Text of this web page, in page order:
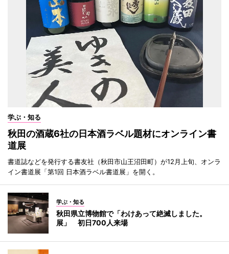
学ぶ・知る
秋田の酒蔵6社の日本酒ラベル題材にオンライン書
道展
書道誌などを発行する書友社（秋田市山王沼田町）が12月上旬、オンラ
イン書道展「第1回 日本酒ラベル書道展」を開く。
学ぶ・知る
秋田県立博物館で「わけあって絶滅しました。
展」 初日700人来場